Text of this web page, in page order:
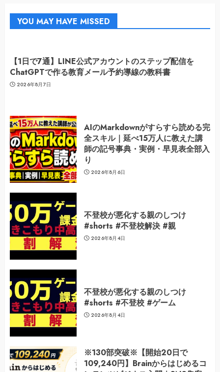
YOU MAY HAVE MISSED
【1日で7通】LINE公式アカウントのステップ配信を
ChatGPTで作る教育メール予約導線の教科書
2026年8月7日
AIのMarkdownがすらすら読める完
全スキル｜延べ15万人に教えた講
師の記号事典・実例・早見表全部入
り
2026年8月6日
不登校が悪化する親のしつけ
#shorts #不登校解決 #親
2026年8月4日
不登校が悪化する親のしつけ
#shorts #不登校 #ゲーム
2026年8月4日
※130部突破※【開始20日で
109,240円】Brainからはじめるコ